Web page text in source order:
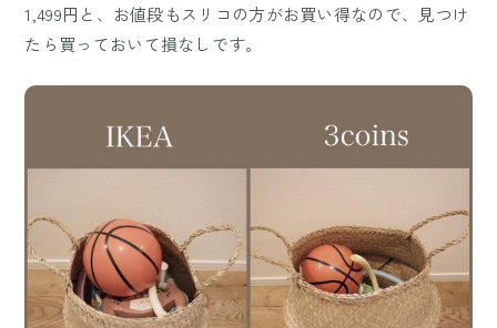
1,499円と、お値段もスリコの方がお買い得なので、見つけ
たら買っておいて損なしです。